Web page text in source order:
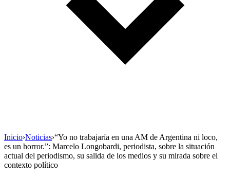
Inicio›Noticias›“Yo no trabajaría en una AM de Argentina ni loco,
es un horror.”: Marcelo Longobardi, periodista, sobre la situación
actual del periodismo, su salida de los medios y su mirada sobre el
contexto político